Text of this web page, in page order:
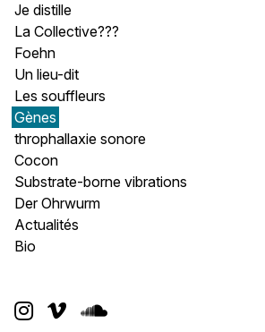
Je distille
La Collective???
Foehn
Un lieu-dit
Les souffleurs
Gènes
throphallaxie sonore
Cocon
Substrate-borne vibrations
Der Ohrwurm
Actualités
Bio
  